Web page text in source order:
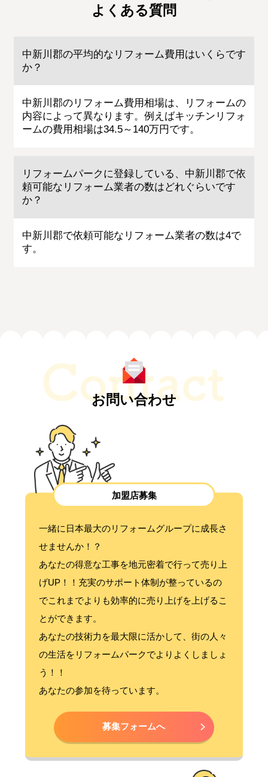
よくある質問
中新川郡の平均的なリフォーム費用はいくらです
か？
中新川郡のリフォーム費用相場は、リフォームの
内容によって異なります。例えばキッチンリフォ
ームの費用相場は34.5～140万円です。
リフォームパークに登録している、中新川郡で依
頼可能なリフォーム業者の数はどれぐらいです
か？
中新川郡で依頼可能なリフォーム業者の数は4で
す。
お問い合わせ
加盟店募集
一緒に日本最大のリフォームグループに成長さ
せませんか！？
あなたの得意な工事を地元密着で行って売り上
げUP！！充実のサポート体制が整っているの
でこれまでよりも効率的に売り上げを上げるこ
とができます。
あなたの技術力を最大限に活かして、街の人々
の生活をリフォームパークでよりよくしましょ
う！！
あなたの参加を待っています。
募集フォームへ